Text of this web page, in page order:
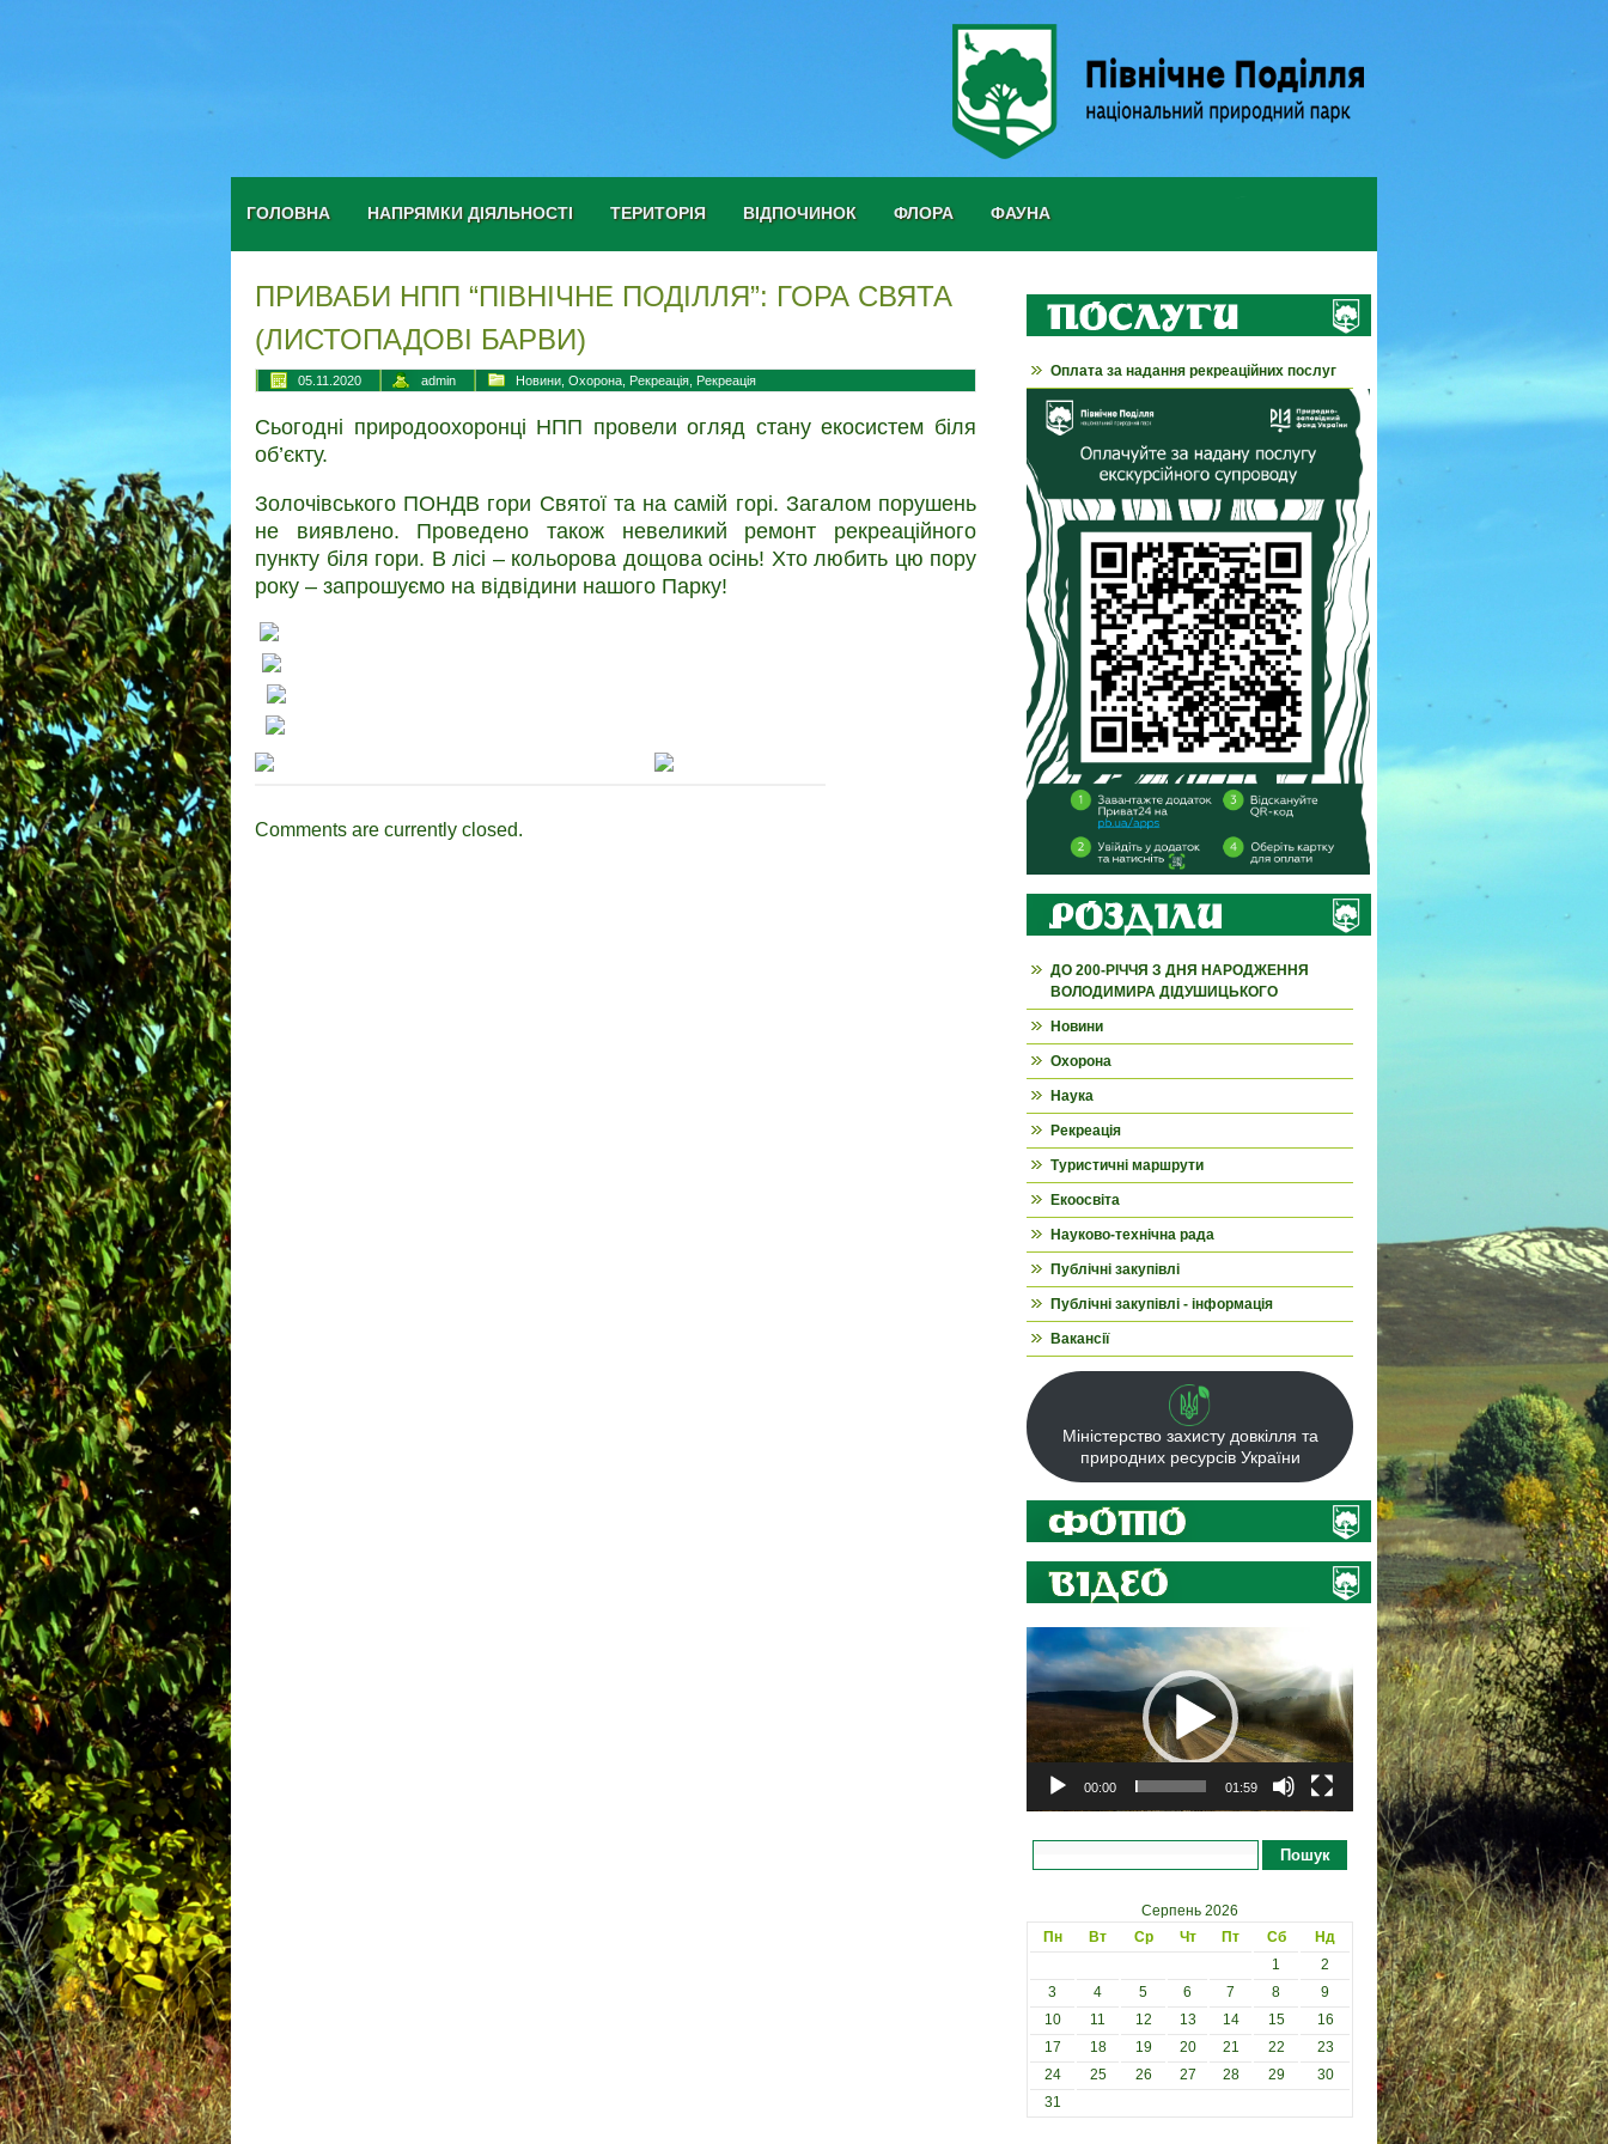
ГОЛОВНА НАПРЯМКИ ДІЯЛЬНОСТІ ТЕРИТОРІЯ ВІДПОЧИНОК ФЛОРА ФАУНА
ПРИВАБИ НПП “ПІВНІЧНЕ ПОДІЛЛЯ”: ГОРА СВЯТА
(ЛИСТОПАДОВІ БАРВИ)
05.11.2020 admin Новини Охорона Рекреація Рекреація
Сьогодні природоохоронці НПП провели огляд стану екосистем біля
об’єкту.
Золочівського ПОНДВ гори Святої та на самій горі. Загалом порушень
не виявлено. Проведено також невеликий ремонт рекреаційного
пункту біля гори. В лісі – кольорова дощова осінь! Хто любить цю пору
року – запрошуємо на відвідини нашого Парку!
Comments are currently closed.
Оплата за надання рекреаційних послуг
ДО 200-РІЧЧЯ З ДНЯ НАРОДЖЕННЯ
ВОЛОДИМИРА ДІДУШИЦЬКОГО
Новини
Охорона
Наука
Рекреація
Туристичні маршрути
Екоосвіта
Науково-технічна рада
Публічні закупівлі
Публічні закупівлі - інформація
Вакансії
Міністерство захисту довкілля та
природних ресурсів України
Відеопрогравач
00:00 01:59
Пошук
Серпень 2026
Пн
Вт Ср Чт Пт Сб
Нд
1
2
3
4 5 6 7 8
9
10
11 12 13 14 15
16
17
18 19 20 21 22
23
24
25 26 27 28 29
30
31